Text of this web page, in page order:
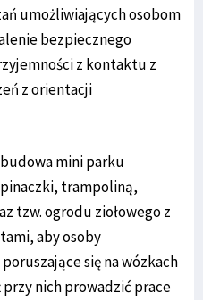
umożliwiających osobom
bezpiecznego
z kontaktu z
z orientacji
budowa mini parku
trampoliną,
tzw. ogrodu ziołowego z
aby osoby
się na wózkach
nich prowadzić prace